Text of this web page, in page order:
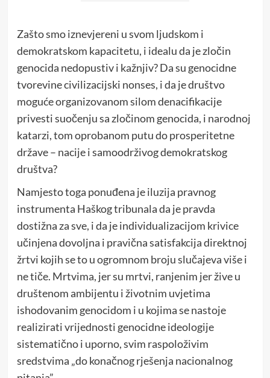
Zašto smo iznevjereni u svom ljudskom i
demokratskom kapacitetu, i idealu da je zločin
genocida nedopustiv i kažnjiv? Da su genocidne
tvorevine civilizacijski nonses, i da je društvo
moguće organizovanom silom denacifikacije
privesti suočenju sa zločinom genocida, i narodnoj
katarzi, tom oprobanom putu do prosperitetne
države – nacije i samoodrživog demokratskog
društva?
Namjesto toga ponuđena je iluzija pravnog
instrumenta Haškog tribunala da je pravda
dostižna za sve, i da je individualizacijom krivice
učinjena dovoljna i pravična satisfakcija direktnoj
žrtvi kojih se to u ogromnom broju slučajeva više i
ne tiče. Mrtvima, jer su mrtvi, ranjenim jer žive u
društenom ambijentu i životnim uvjetima
ishodovanim genocidom i u kojima se nastoje
realizirati vrijednosti genocidne ideologije
sistematično i uporno, svim raspoloživim
sredstvima „do konačnog rješenja nacionalnog